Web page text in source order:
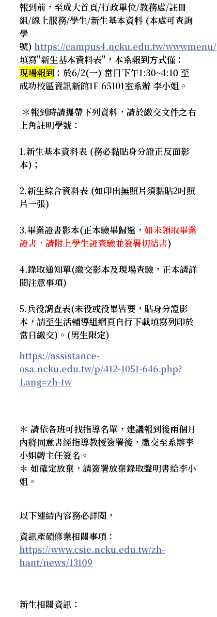
報到前，至成大首頁/行政單位/教務處/註冊
組/線上服務/學生/新生基本資料 (本處可查詢
學
號) https://campus4.ncku.edu.tw/
填寫"新生基本資料表"，本系報到方式僅：
現場報到 ：於6/2(一) 當日下午1:30~4:10 至
成功校區資訊新館1F 65101室系辦 李小姐。
＊報到時請攜帶下列資料，請於繳交文件之右
上角註明學號：
1.新生基本資料表 (務必黏貼身分證正反面影
本)；
2.新生綜合資料表 (如印出無照片須黏貼2吋照
片一張)
3.畢業證書影本(正本驗畢歸還， 如未領取畢業
證書，請附上學生證查驗並簽署切結書)
4.錄取通知單(繳交影本及現場查驗，正本請詳
閱注意事項)
5.兵役調查表(未役或役畢皆要，貼身分證影
本，請至生活輔導組網頁自行下載填寫列印於
當日繳交)。(男生限定)
https://assistance-
osa.ncku.edu.tw/p/412-1051-646.php?
Lang=zh-tw
＊ 請依各班可找指導名單，建議報到後兩個月
內將同意書經指導教授簽署後，繳交至系辦李
小姐轉主任簽名。
＊ 如確定放棄，請簽署放棄錄取聲明書給李小
姐。
以下連結內容務必詳閱，
資訊產碩修業相關事項：
https://www.csie.ncku.edu.tw/zh-
hant/news/13109
新生相關資訊：